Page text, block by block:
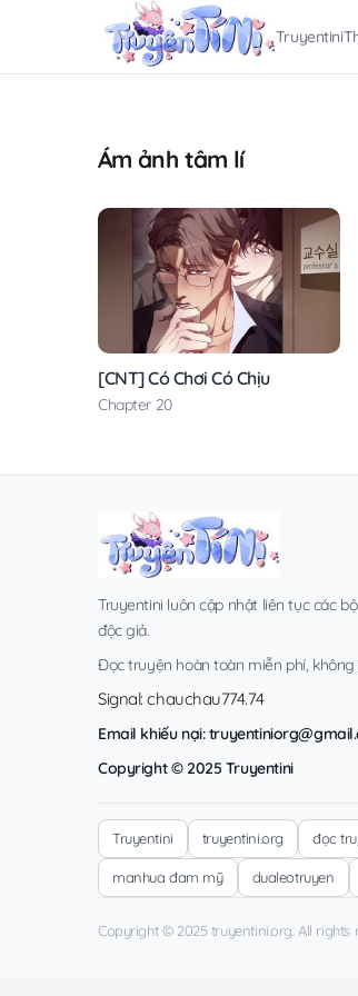
Truyentini
Ám ảnh tâm lí
[CNT] Có Chơi Có Chịu
Chapter 20
Truyentini luôn cập nhật liên tục các
độc giả.
Đọc truyện hoàn toàn miễn phí,
Signal: chauchau774.74
Email khiếu nại:
Copyright © 2025 Truyentini
Truyentini truyentini.org đọc
manhua đam mỹ dualeotruyen
Copyright © 2025 truyentini.org. All rights